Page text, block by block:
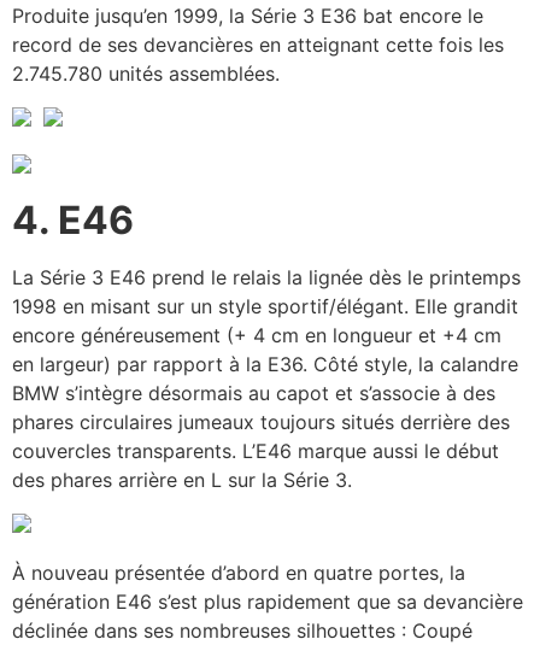
Produite jusqu’en 1999, la Série 3 E36 bat encore le
record de ses devancières en atteignant cette fois les
2.745.780 unités assemblées.
4. E46
La Série 3 E46 prend le relais la lignée dès le printemps
1998 en misant sur un style sportif/élégant. Elle grandit
encore généreusement (+ 4 cm en longueur et +4 cm
en largeur) par rapport à la E36. Côté style, la calandre
BMW s’intègre désormais au capot et s’associe à des
phares circulaires jumeaux toujours situés derrière des
couvercles transparents. L’E46 marque aussi le début
des phares arrière en L sur la Série 3.
À nouveau présentée d’abord en quatre portes, la
génération E46 s’est plus rapidement que sa devancière
déclinée dans ses nombreuses silhouettes : Coupé